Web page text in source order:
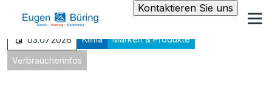
Kontaktieren Sie uns
03.07.2026 Klima Marken & Produkte
Verbraucherinfos